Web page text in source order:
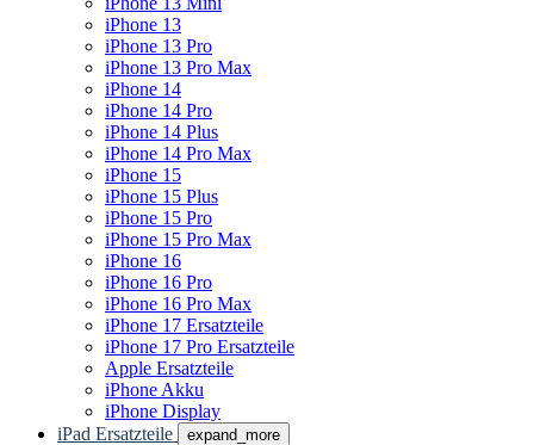
iPhone 13
iPhone 13 Pro
iPhone 13 Pro Max
iPhone 14
iPhone 14 Pro
iPhone 14 Plus
iPhone 14 Pro Max
iPhone 15
iPhone 15 Plus
iPhone 15 Pro
iPhone 15 Pro Max
iPhone 16
iPhone 16 Pro
iPhone 16 Pro Max
iPhone 17 Ersatzteile
iPhone 17 Pro Ersatzteile
Apple Ersatzteile
iPhone Akku
iPhone Display
iPad Ersatzteile
expand_more